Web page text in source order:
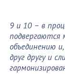
9 и 10 – в
подвергаются
объединению
друг другу и